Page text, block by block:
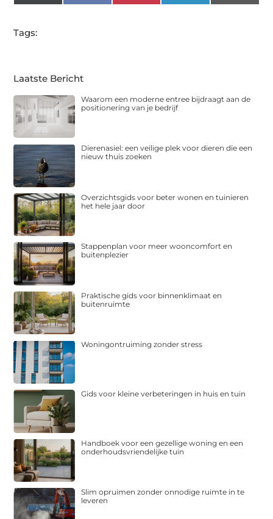
(Twitter)
Tags:
Laatste Bericht
Waarom een moderne entree bijdraagt aan de
positionering van je bedrijf
Dierenasiel: een veilige plek voor dieren die een
nieuw thuis zoeken
Overzichtsgids voor beter wonen en tuinieren
het hele jaar door
Stappenplan voor meer wooncomfort en
buitenplezier
Praktische gids voor binnenklimaat en
buitenruimte
Woningontruiming zonder stress
Gids voor kleine verbeteringen in huis en tuin
Handboek voor een gezellige woning en een
onderhoudsvriendelijke tuin
Slim opruimen zonder onnodige ruimte in te
leveren